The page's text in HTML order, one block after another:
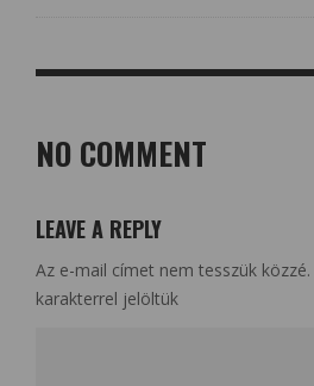
NO COMMENT
LEAVE A REPLY
Az e-mail címet nem tesszük közzé.
karakterrel jelöltük